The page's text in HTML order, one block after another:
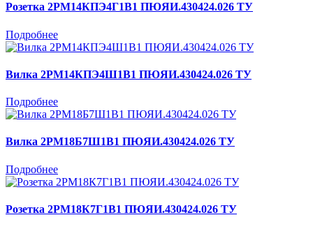
Розетка 2РМ14КПЭ4Г1В1 ПЮЯИ.430424.026 ТУ
Подробнее
Вилка 2РМ14КПЭ4Ш1В1 ПЮЯИ.430424.026 ТУ
Подробнее
Вилка 2РМ18Б7Ш1В1 ПЮЯИ.430424.026 ТУ
Подробнее
Розетка 2РМ18К7Г1В1 ПЮЯИ.430424.026 ТУ